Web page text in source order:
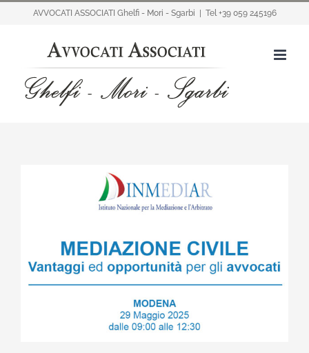
Salta
AVVOCATI ASSOCIATI Ghelfi - Mori - Sgarbi Tel +39 059 245196